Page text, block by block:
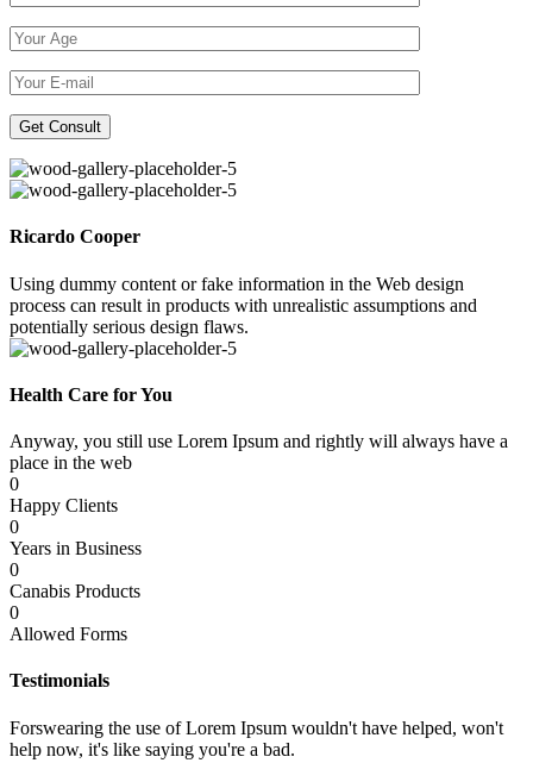
Ricardo Cooper
Using dummy content or fake information in the Web design
process can result in products with unrealistic assumptions and
potentially serious design flaws.
Health Care for You
Anyway, you still use Lorem Ipsum and rightly will always have a
place in the web
0
Happy Clients
0
Years in Business
0
Canabis Products
0
Allowed Forms
Testimonials
Forswearing the use of Lorem Ipsum wouldn't have helped, won't
help now, it's like saying you're a bad.